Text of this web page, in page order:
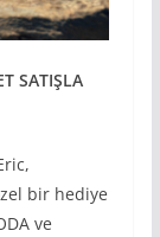
SATIŞLA
bir hediye
ve